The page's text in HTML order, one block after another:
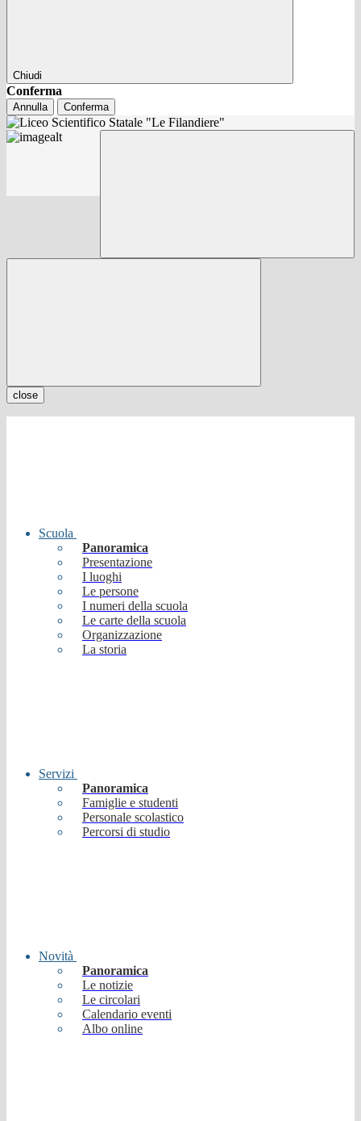
Chiudi
Conferma
Annulla Conferma
close
Scuola
Panoramica
Presentazione
I luoghi
Le persone
I numeri della scuola
Le carte della scuola
Organizzazione
La storia
Servizi
Panoramica
Famiglie e studenti
Personale scolastico
Percorsi di studio
Novità
Panoramica
Le notizie
Le circolari
Calendario eventi
Albo online